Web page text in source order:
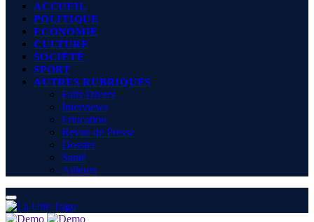
ACCUEIL
POLITIQUE
ECONOMIE
CULTURE
SOCIÉTÉ
SPORT
AUTRES RUBRIQUES
Faits Divers
Interviews
Education
Revue de Presse
Dossier
Santé
Ailleurs